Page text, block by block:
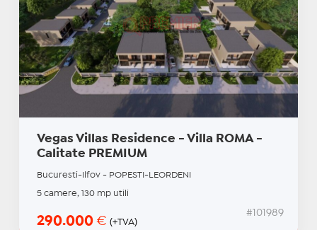
Vegas Villas Residence - Villa ROMA -
Calitate PREMIUM
Bucuresti-Ilfov - POPESTI-LEORDENI
5 camere, 130 mp utili
290.000 € (+TVA)
#101989